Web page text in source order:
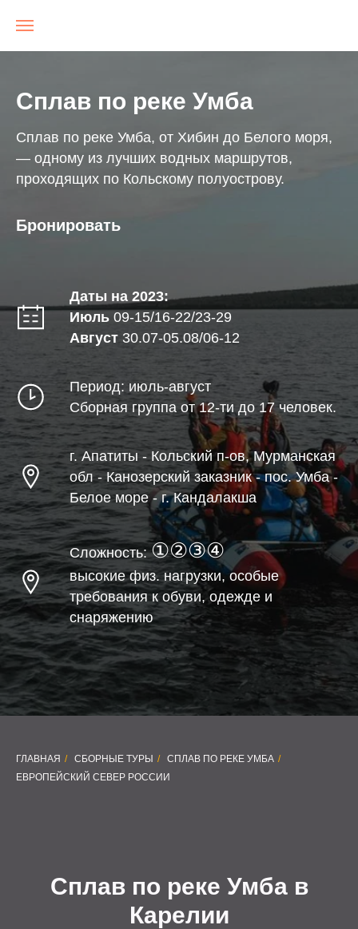
Сплав по реке Умба
Сплав по реке Умба, от Хибин до Белого моря,
— одному из лучших водных маршрутов,
проходящих по Кольскому полуострову.
Бронировать
Даты на 2023:
Июль 09-15/16-22/23-29
Август 30.07-05.08/06-12
Период: июль-август
Сборная группа от 12-ти до 17 человек.
г. Апатиты - Кольский п-ов, Мурманская
обл - Канозерский заказник - пос. Умба -
Белое море - г. Кандалакша
Сложность:①②③④
высокие физ. нагрузки, особые
требования к обуви, одежде и
снаряжению
ГЛАВНАЯ / СБОРНЫЕ ТУРЫ / СПЛАВ ПО РЕКЕ УМБА /
ЕВРОПЕЙСКИЙ СЕВЕР РОССИИ
Сплав по реке Умба в
Карелии